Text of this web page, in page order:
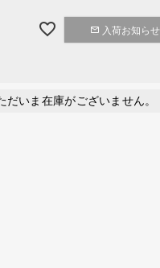
入荷お知らせ
いま在庫がございません。